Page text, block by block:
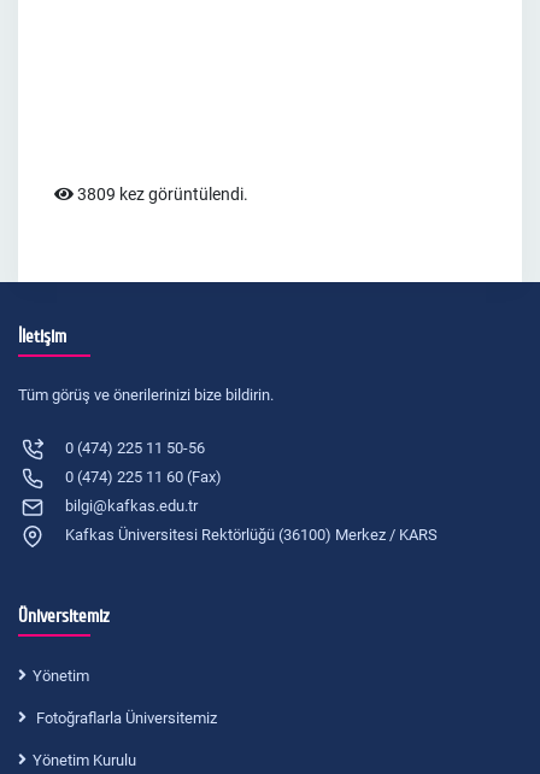
3809 kez görüntülendi.
İletişim
Tüm görüş ve önerilerinizi bize bildirin.
0 (474) 225 11 50-56
0 (474) 225 11 60 (Fax)
bilgi@kafkas.edu.tr
Kafkas Üniversitesi Rektörlüğü (36100) Merkez / KARS
Üniversitemiz
Yönetim
Fotoğraflarla Üniversitemiz
Yönetim Kurulu